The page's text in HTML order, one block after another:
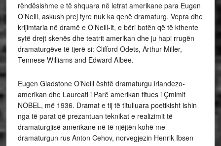
rëndësishme e të shquara në letrat amerikane para Eugen
O’Neill, askush prej tyre nuk ka qenë dramaturg. Vepra dhe
krijimtaria në dramë e O’Neill-it, e bëri botën që të kthente
sytë drejt skenës dhe teatrit amerikan dhe ju hapi rrugën
dramaturgëve të tjerë si: Clifford Odets, Arthur Miller,
Tennese Williams and Edward Albee.
Eugen Gladstone O’Neill është dramaturgu irlandezo-
amerikan dhe Laureati i Parë amerikan fitues i Çmimit
NOBEL, më 1936. Dramat e tij të titulluara poetikisht ishin
nga të parat që prezantuan teknikat e realizimit të
dramaturgjisë amerikane në të njëjtën kohë me
dramaturgun rus Anton Cehov, norvegjezin Henrik Ibsen